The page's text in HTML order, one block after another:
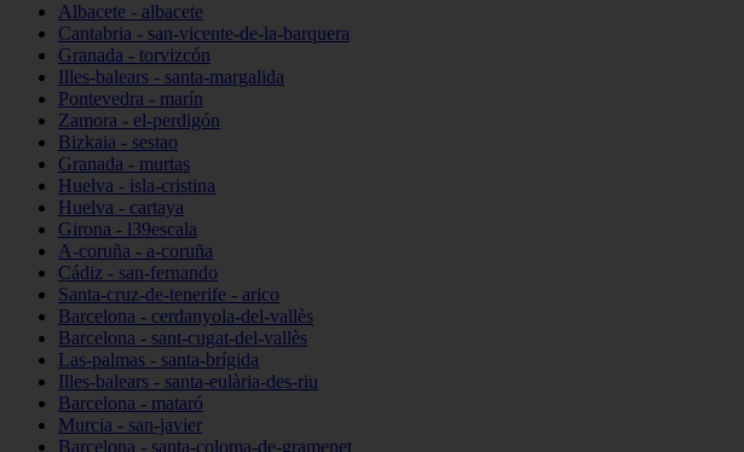
Albacete - albacete
Cantabria - san-vicente-de-la-barquera
Granada - torvizcón
Illes-balears - santa-margalida
Pontevedra - marín
Zamora - el-perdigón
Bizkaia - sestao
Granada - murtas
Huelva - isla-cristina
Huelva - cartaya
Girona - l39escala
A-coruña - a-coruña
Cádiz - san-fernando
Santa-cruz-de-tenerife - arico
Barcelona - cerdanyola-del-vallès
Barcelona - sant-cugat-del-vallès
Las-palmas - santa-brígida
Illes-balears - santa-eulària-des-riu
Barcelona - mataró
Murcia - san-javier
Barcelona - santa-coloma-de-gramenet